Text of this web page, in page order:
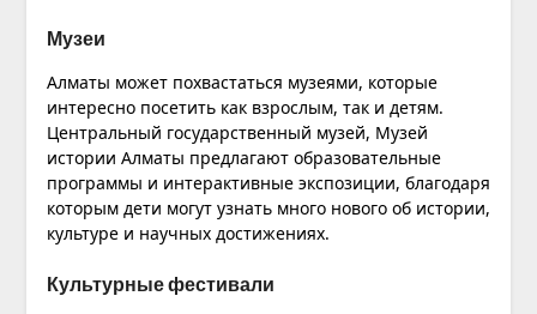
Музеи
Алматы может похвастаться музеями, которые
интересно посетить как взрослым, так и детям.
Центральный государственный музей, Музей
истории Алматы предлагают образовательные
программы и интерактивные экспозиции, благодаря
которым дети могут узнать много нового об истории,
культуре и научных достижениях.
Культурные фестивали